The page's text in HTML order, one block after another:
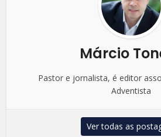
Márcio
Pastor e jornalista, é editor
Adventista
Ver todas as